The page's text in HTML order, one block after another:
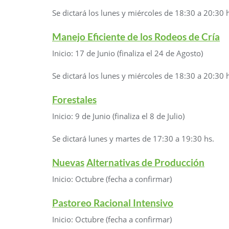
Se dictará los lunes y miércoles de 18:30 a 20:30
Manejo Eficiente de los Rodeos de Cría
Inicio: 17 de Junio (finaliza el 24 de Agosto)
Se dictará los lunes y miércoles de 18:30 a 20:30
Forestales
Inicio: 9 de Junio (finaliza el 8 de Julio)
Se dictará lunes y martes de 17:30 a 19:30 hs.
NuevasAlternativas de Producción
Inicio: Octubre (fecha a confirmar)
Pastoreo Racional Intensivo
Inicio: Octubre (fecha a confirmar)